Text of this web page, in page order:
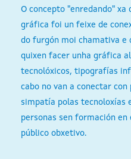
O concepto "enredando" xa
gráfica foi un feixe de
do furgón moi chamativa e
quixen facer unha gráfica
tecnolóxicos, tipografías
cabo no van a conectar
simpatía polas tecnoloxías
personas sen formación
público obxetivo.